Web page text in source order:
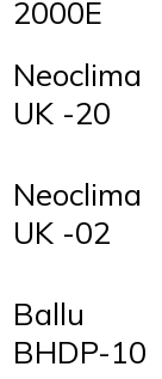
2000E
Neoclima
UK -20
Neoclima
UK -02
Ballu
BHDP-10